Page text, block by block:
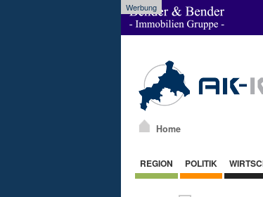
Werbung
Home
REGION POLITIK